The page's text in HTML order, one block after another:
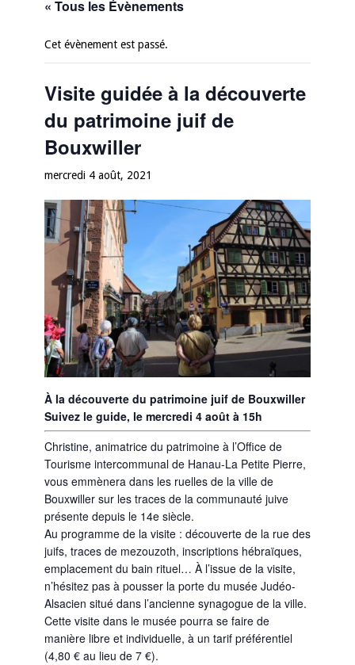
« Tous les Évènements
Cet évènement est passé.
Visite guidée à la découverte
du patrimoine juif de
Bouxwiller
mercredi 4 août, 2021
À la découverte du patrimoine juif de Bouxwiller
Suivez le guide, le mercredi 4 août à 15h
Christine, animatrice du patrimoine à l’Office de
Tourisme intercommunal de Hanau-La Petite Pierre,
vous emmènera dans les ruelles de la ville de
Bouxwiller sur les traces de la communauté juive
présente depuis le 14e siècle.
Au programme de la visite : découverte de la rue des
juifs, traces de mezouzoth, inscriptions hébraïques,
emplacement du bain rituel… À l’issue de la visite,
n’hésitez pas à pousser la porte du musée Judéo-
Alsacien situé dans l’ancienne synagogue de la ville.
Cette visite dans le musée pourra se faire de
manière libre et individuelle, à un tarif préférentiel
(4,80 € au lieu de 7 €).